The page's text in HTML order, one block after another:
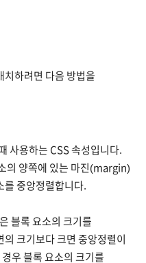
치하려면 다음 방법을
사용하는 CSS 속성입니다.
의 양쪽에 있는 마진(margin)
를 중앙정렬합니다.
블록 요소의 크기를
크기보다 크면 중앙정렬이
우 블록 요소의 크기를